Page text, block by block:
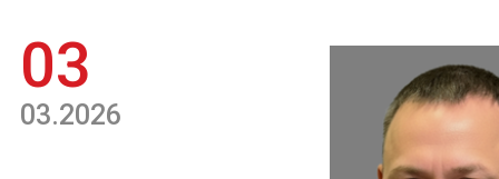
03
03.2026